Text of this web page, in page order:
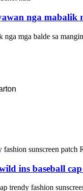
nga mabalik
nga mga balde sa
ins baseball
trendy fashion